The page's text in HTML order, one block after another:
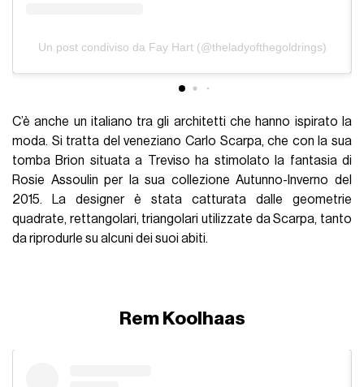
Un post condiviso da Fay Hart (@theladyofthegoldrings)
C’è anche un italiano tra gli architetti che hanno ispirato la
moda. Si tratta del veneziano Carlo Scarpa, che con la sua
tomba Brion situata a Treviso ha stimolato la fantasia di
Rosie Assoulin per la sua collezione Autunno-Inverno del
2015. La designer è stata catturata dalle geometrie
quadrate, rettangolari, triangolari utilizzate da Scarpa, tanto
da riprodurle su alcuni dei suoi abiti.
Rem Koolhaas